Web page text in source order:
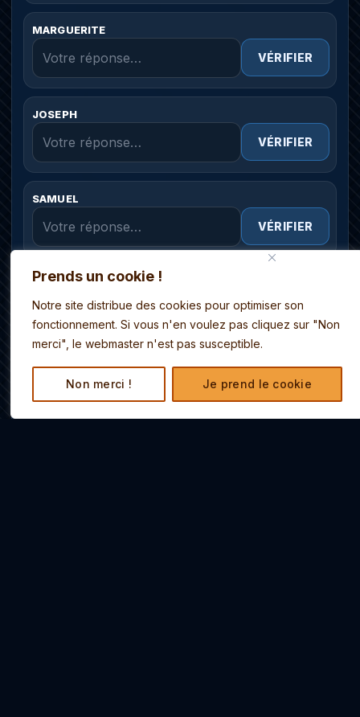
Prends un cookie !
Notre site distribue des cookies pour optimiser son
fonctionnement. Si vous n'en voulez pas cliquez sur "Non
merci", le webmaster n'est pas susceptible.
Non merci ! Je prend le cookie
MARGUERITE
VÉRIFIER
JOSEPH
VÉRIFIER
SAMUEL
VÉRIFIER
ELISABETH
VÉRIFIER
THOMAS